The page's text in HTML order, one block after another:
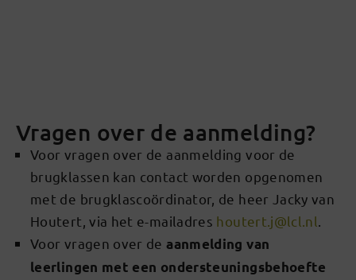
Vragen over de aanmelding?
Voor vragen over de aanmelding voor de
brugklassen kan contact worden opgenomen
met de brugklascoördinator, de heer Jacky van
Houtert, via het e-mailadres houtert.j@lcl.nl.
Voor vragen over deaanmelding van
leerlingen met een ondersteuningsbehoefte